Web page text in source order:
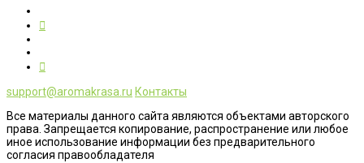
support@aromakrasa.ru Контакты
Все материалы данного сайта являются объектами авторского
права. Запрещается копирование, распространение или любое
иное использование информации без предварительного
согласия правообладателя